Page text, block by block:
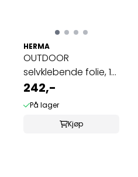
HERMA
OUTDOOR
selvklebende folie, 10
ark 99.1x139 hvit ...
242,-
På lager
Kjøp